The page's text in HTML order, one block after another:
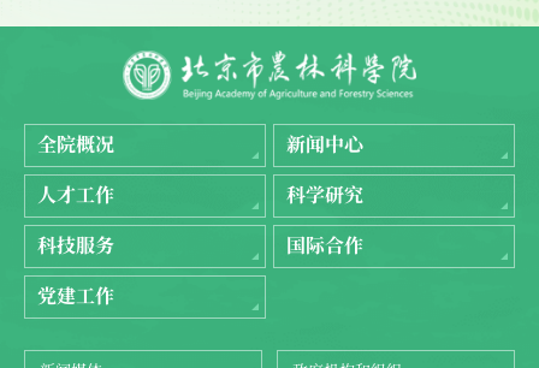
全院概况
新闻中心
人才工作
科学研究
科技服务
国际合作
党建工作